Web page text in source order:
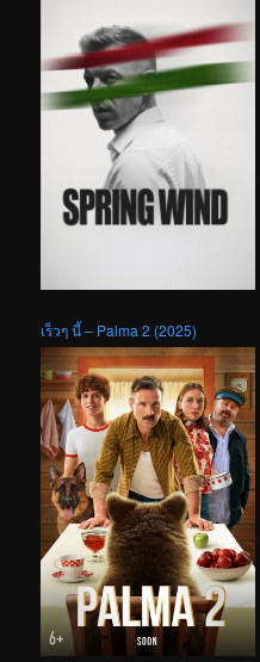
เร็วๆ นี้ – Palma 2 (2025)